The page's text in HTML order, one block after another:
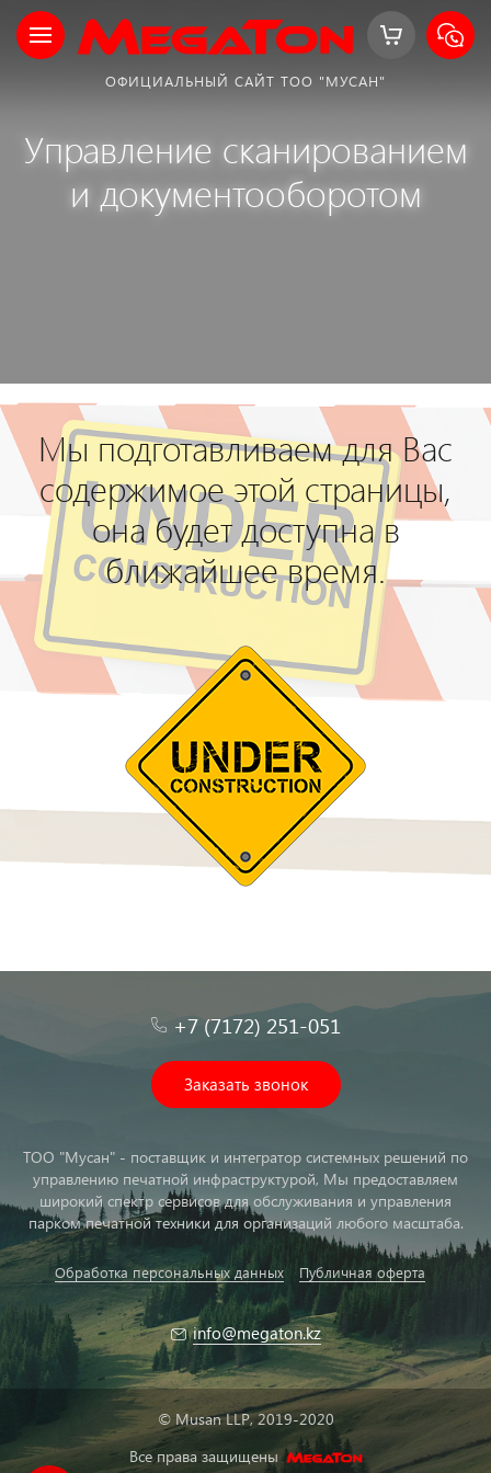
ОФИЦИАЛЬНЫЙ САЙТ ТОО "МУСАН"
Управление сканированием
и документооборотом
Мы подготавливаем для Вас
содержимое этой страницы,
она будет доступна в
ближайшее время.
+7 (7172) 251-051
Заказать звонок
ТОО "Мусан" - поставщик и интегратор системных решений по
управлению печатной инфраструктурой, Мы предоставляем
широкий спектр сервисов для обслуживания и управления
парком печатной техники для организаций любого масштаба.
Обработка персональных данных Публичная оферта
info@megaton.kz
© Musan LLP, 2019-2020
Все права защищены